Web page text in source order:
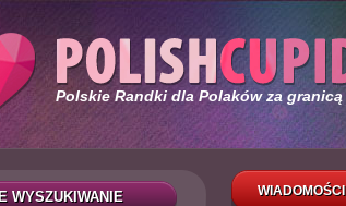
Polskie Randki dla Polaków za granicą
WIADOMOŚCI
WYSZUKIWANIE